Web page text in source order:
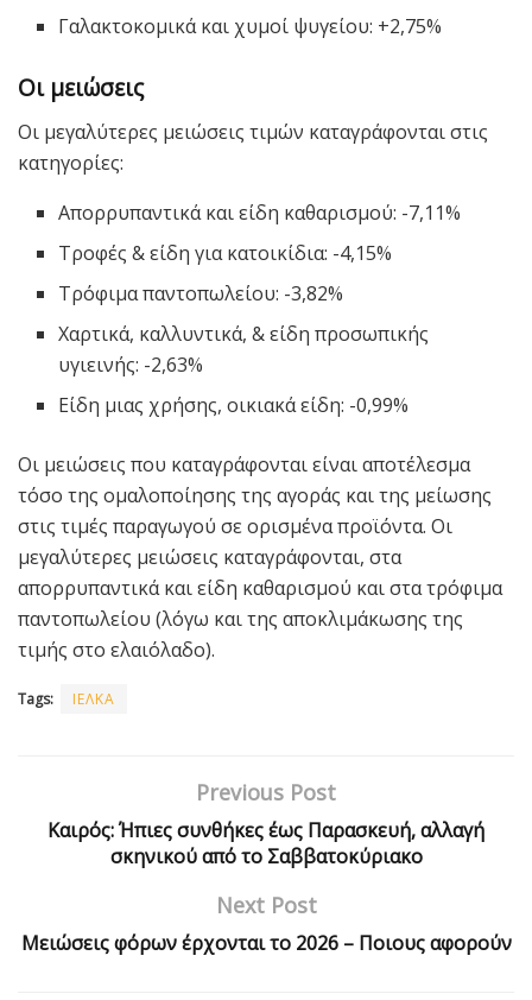
Γαλακτοκομικά και χυμοί ψυγείου: +2,75%
Οι μειώσεις
Οι μεγαλύτερες μειώσεις τιμών καταγράφονται στις
κατηγορίες:
Απορρυπαντικά και είδη καθαρισμού: -7,11%
Τροφές & είδη για κατοικίδια: -4,15%
Τρόφιμα παντοπωλείου: -3,82%
Χαρτικά, καλλυντικά, & είδη προσωπικής
υγιεινής: -2,63%
Είδη μιας χρήσης, οικιακά είδη: -0,99%
Οι μειώσεις που καταγράφονται είναι αποτέλεσμα
τόσο της ομαλοποίησης της αγοράς και της μείωσης
στις τιμές παραγωγού σε ορισμένα προϊόντα. Οι
μεγαλύτερες μειώσεις καταγράφονται, στα
απορρυπαντικά και είδη καθαρισμού και στα τρόφιμα
παντοπωλείου (λόγω και της αποκλιμάκωσης της
τιμής στο ελαιόλαδο).
Tags: ΙΕΛΚΑ
Previous Post
Καιρός: Ήπιες συνθήκες έως Παρασκευή, αλλαγή
σκηνικού από το Σαββατοκύριακο
Next Post
Μειώσεις φόρων έρχονται το 2026 – Ποιους αφορούν